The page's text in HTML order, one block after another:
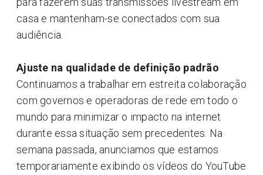
casa e mantenham-se conectados com sua
audiência.
Ajuste na qualidade de definição padrão
Continuamos a trabalhar em estreita colaboração
com governos e operadoras de rede em todo o
mundo para minimizar o impacto na internet
durante essa situação sem precedentes. Na
semana passada, anunciamos que estamos
temporariamente exibindo os vídeos do YouTube